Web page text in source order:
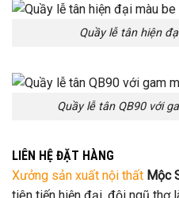
Quầy lễ tân hiện
Quầy lễ tân QB90 với
LIÊN HỆ ĐẶT HÀNG
Xưởng sản xuất nội thất Mộc
tiên tiến hiện đại, đội ngũ thợ